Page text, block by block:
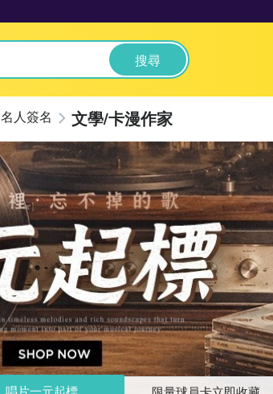
搜尋
名人簽名 文學/卡漫作家
唱片一元起標